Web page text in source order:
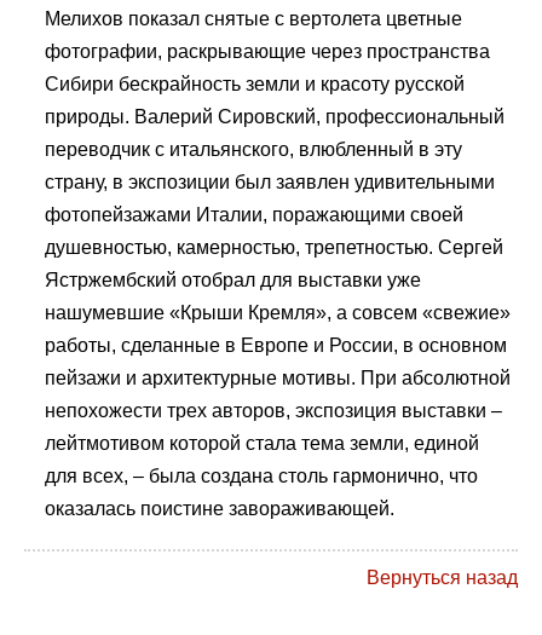
Мелихов показал снятые с вертолета цветные
фотографии, раскрывающие через пространства
Сибири бескрайность земли и красоту русской
природы. Валерий Сировский, профессиональный
переводчик с итальянского, влюбленный в эту
страну, в экспозиции был заявлен удивительными
фотопейзажами Италии, поражающими своей
душевностью, камерностью, трепетностью. Сергей
Ястржембский отобрал для выставки уже
нашумевшие «Крыши Кремля», а совсем «свежие»
работы, сделанные в Европе и России, в основном
пейзажи и архитектурные мотивы. При абсолютной
непохожести трех авторов, экспозиция выставки –
лейтмотивом которой стала тема земли, единой
для всех, – была создана столь гармонично, что
оказалась поистине завораживающей.
Вернуться назад